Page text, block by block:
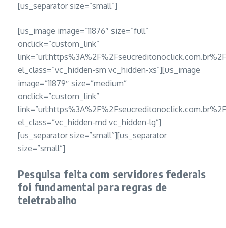
[us_separator size=”small”]
[us_image image=”11876″ size=”full”
onclick=”custom_link”
el_class=”vc_hidden-sm vc_hidden-xs”][us_image
image=”11879″ size=”medium”
onclick=”custom_link”
el_class=”vc_hidden-md vc_hidden-lg”]
[us_separator size=”small”][us_separator
size=”small”]
Pesquisa feita com servidores federais
foi fundamental para regras de
teletrabalho